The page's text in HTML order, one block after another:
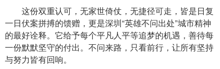
这份双重认可，无家世倚仗，无捷径可走，皆是日复
一日伏案拼搏的馈赠，更是深圳“英雄不问出处”城市精神
的最好诠释。它给予每个平凡人平等追梦的机遇，善待每
一份默默坚守的付出。不问来路，只看前行，让所有坚持
与努力皆有回响。